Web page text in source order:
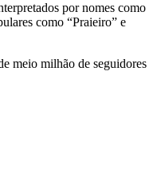
por nomes como
como “Praieiro” e
meio milhão de seguidores